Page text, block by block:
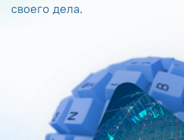
своего дела.